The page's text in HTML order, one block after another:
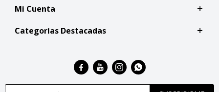
Mi Cuenta
Categorías Destacadas
   